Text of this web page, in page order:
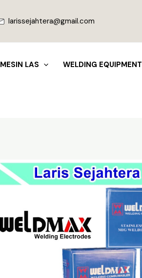
larissejahtera@gmail.com
MESIN LAS WELDING EQUIPMENT